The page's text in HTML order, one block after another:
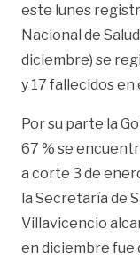
este lunes
Nacional de
diciembre) se
y 17 fallecidos
Por su parte la
67 % se
a corte 3 de
la Secretaría de
Villavicencio
en diciembre fue